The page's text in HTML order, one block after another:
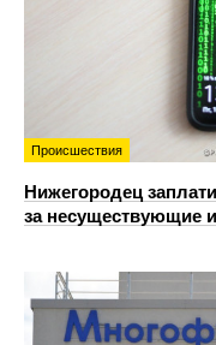
Происшествия
Нижегородец
за несуществующие